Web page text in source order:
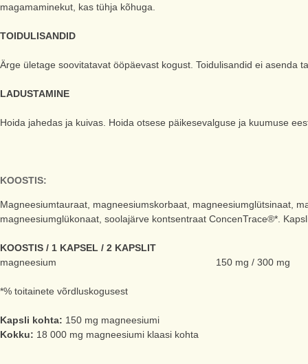
magamaminekut, kas tühja kõhuga.
TOIDULISANDID
Ärge ületage soovitatavat ööpäevast kogust. Toidulisandid ei asenda
LADUSTAMINE
Hoida jahedas ja kuivas. Hoida otsese päikesevalguse ja kuumuse
KOOSTIS:
Magneesiumtauraat, magneesiumskorbaat, magneesiumglütsinaat,
magneesiumglükonaat, soolajärve kontsentraat ConcenTrace®*.
KOOSTIS / 1 KAPSEL / 2 KAPSLIT
magneesium
150 mg / 300 mg
*% toitainete võrdluskogusest
Kapsli kohta: 150 mg magneesiumi
Kokku: 18 000 mg magneesiumi klaasi kohta